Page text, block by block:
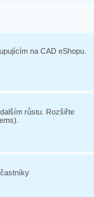
na CAD eShopu.
růstu. Rozšiřte